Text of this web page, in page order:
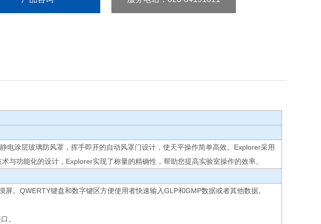
电涂层玻璃防风罩，挥手即开的自动风罩门设计，使天平操作简单高效。Explorer采用
与功能化的设计，Explorer实现了称量的精确性，帮助您提高实验室操作的效率。
。QWERTY键盘和数字键区方便使用者快速输入GLP和GMP数据或者其他数据。
。